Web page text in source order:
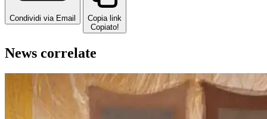
Condividi via Email
Copia link
Copiato!
News correlate